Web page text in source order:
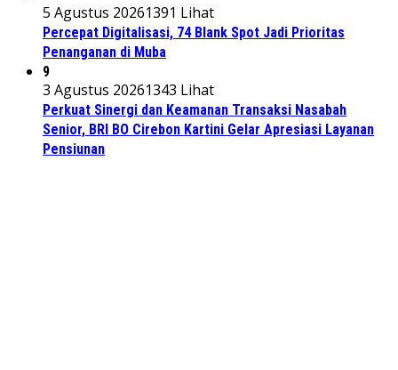
5 Agustus 20261391 Lihat
Percepat Digitalisasi, 74 Blank Spot Jadi Prioritas
Penanganan di Muba
9
3 Agustus 20261343 Lihat
Perkuat Sinergi dan Keamanan Transaksi Nasabah
Senior, BRI BO Cirebon Kartini Gelar Apresiasi Layanan
Pensiunan